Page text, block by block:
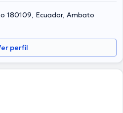
180109, Ecuador, Ambato
perfil